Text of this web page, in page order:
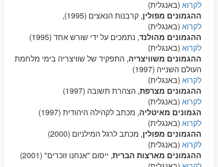
לקרוא (באנגלית)
ההגמונים מפולין, קרבנות הנאצים (1995),
לקרוא (באנגלית)
ההגמונים מהולנד, נתמכים על ידי שורש אחד (1995)
לקרוא (באנגלית)
ההגמונים משוויצריה, התפקיד של שוויצריה בימי מלחמת
העולם השנייה (1997)
לקרוא (באנגלית)
ההגמונים מצרפת, הצהרת תשובה (1997)
לקרוא (באנגלית)
הגמונים מאיטליה, מכתב לקהילה היהודית (1997)
לקרוא (באנגלית)
ההגמונים מפולין, מכתב לרגל המילניום (2000)
לקרוא (באנגלית)
ההגמונים מארצות הברית, ייסום "אנחנו זוכרים" (2001)